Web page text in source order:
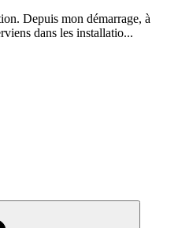
Depuis mon démarrage, à
dans les installatio...